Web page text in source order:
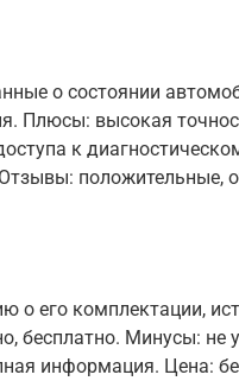
о состоянии
Плюсы: высокая
к
положительные,
о его комплектации,
бесплатно. Минусы: не
информация. Цена: